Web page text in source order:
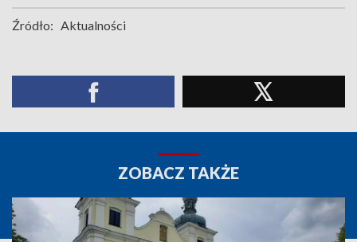
Źródło: Aktualności
ZOBACZ TAKŻE